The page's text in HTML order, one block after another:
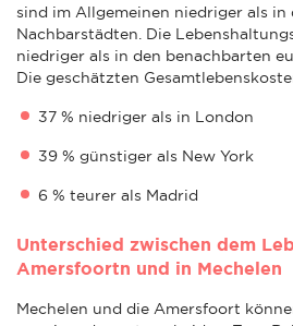
sind im Allgemeinen niedriger als in
Nachbarstädten. Die
niedriger als in den benachbarten
Die geschätzten
37 % niedriger als in London
39 % günstiger als New York
6 % teurer als Madrid
Unterschied zwischen dem
Amersfoortn und in Mechelen
Mechelen und die Amersfoort